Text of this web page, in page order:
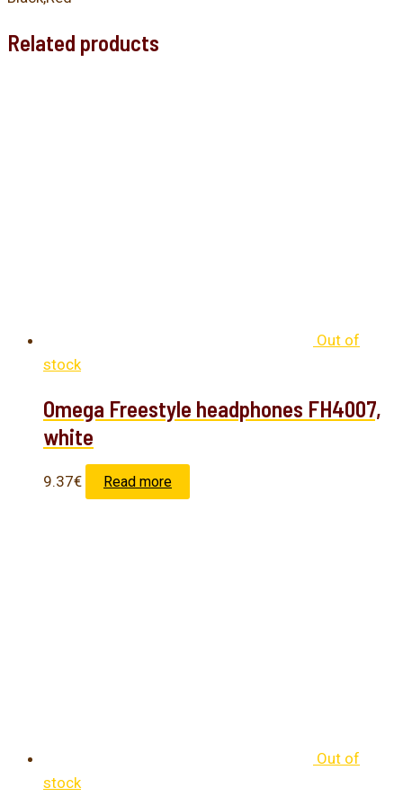
Related products
Out of
stock
Omega Freestyle headphones FH4007,
white
9.37€ Read more
Out of
stock